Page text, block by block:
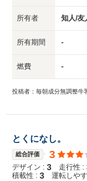
所有者 知人/友
所有期間 -
燃費 -
投稿者：毎朝成分無調整牛
とくになし。
総合評価 3
デザイン : 3 走行性 :
積載性 : 3 運転しや